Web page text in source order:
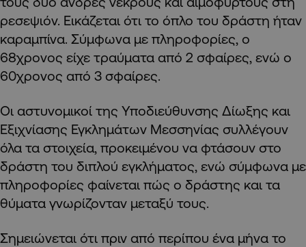
ρεσεψιόν. Εικάζεται ότι το όπλο του δράστη ήταν
καραμπίνα. Σύμφωνα με πληροφορίες, ο
68χρονος είχε τραύματα από 2 σφαίρες, ενώ ο
60χρονος από 3 σφαίρες.
Οι αστυνομικοί της Υποδιεύθυνσης Δίωξης και
Εξιχνίασης Εγκλημάτων Μεσσηνίας συλλέγουν
όλα τα στοιχεία, προκειμένου να φτάσουν στο
δράστη του διπλού εγκλήματος, ενώ σύμφωνα με
πληροφορίες φαίνεται πώς ο δράστης και τα
θύματα γνωρίζονταν μεταξύ τους.
Σημειώνεται ότι πριν από περίπου ένα μήνα το